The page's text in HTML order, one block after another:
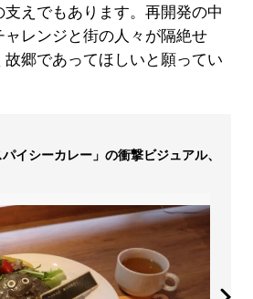
えでもあります。再開発の中
レンジと街の人々が隔絶せ
郷であってほしいと願ってい
イシーカレー」の衝撃ビジュアル、